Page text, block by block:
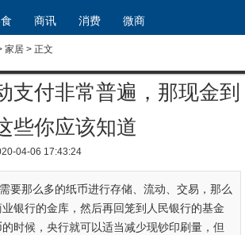
商讯 消费 微商
家居 > 正文
支付非常普遍，那现金到
些你应该知道
04-06 17:43:24
要那么多的纸币进行存储、流动、交易，那么
银行的金库，然后再回笼到人民银行的基金
时候，央行就可以适当减少现钞印刷量，但